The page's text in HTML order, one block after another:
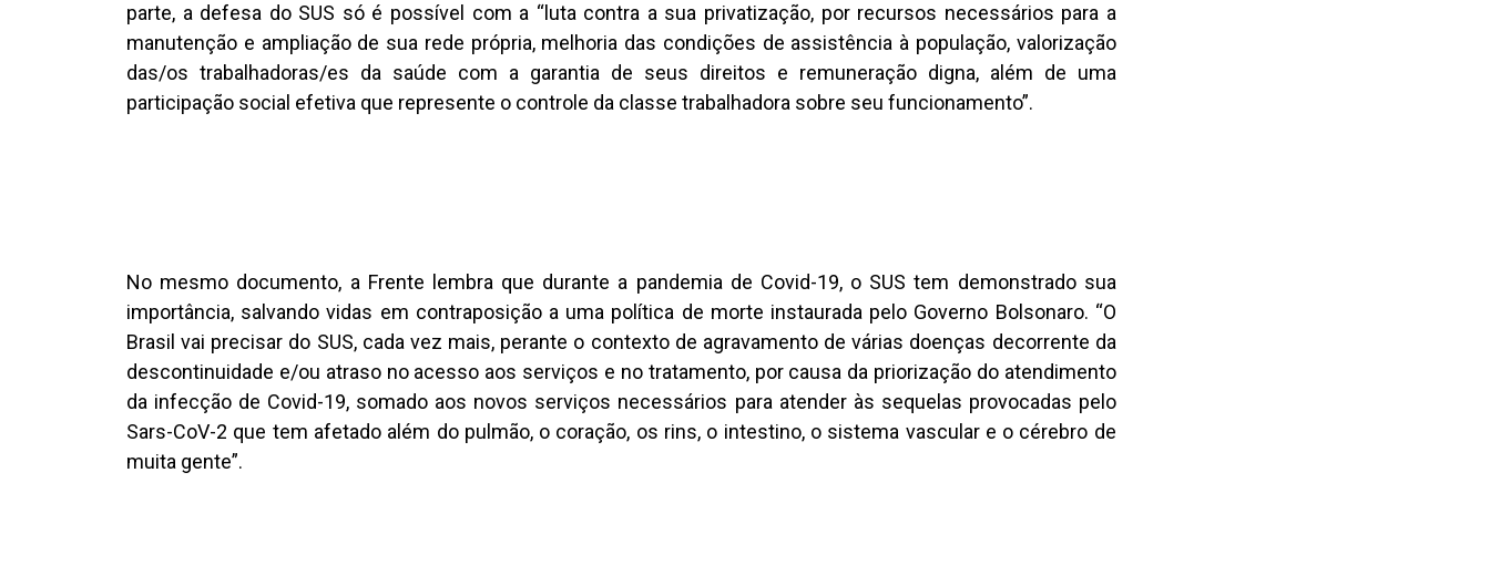
parte, a defesa do SUS só é possível com a “luta contra a sua privatização, por recursos necessários para a
manutenção e ampliação de sua rede própria, melhoria das condições de assistência à população, valorização
das/os trabalhadoras/es da saúde com a garantia de seus direitos e remuneração digna, além de uma
participação social efetiva que represente o controle da classe trabalhadora sobre seu funcionamento”.
No mesmo documento, a Frente lembra que durante a pandemia de Covid-19, o SUS tem demonstrado sua
importância, salvando vidas em contraposição a uma política de morte instaurada pelo Governo Bolsonaro. “O
Brasil vai precisar do SUS, cada vez mais, perante o contexto de agravamento de várias doenças decorrente da
descontinuidade e/ou atraso no acesso aos serviços e no tratamento, por causa da priorização do atendimento
da infecção de Covid-19, somado aos novos serviços necessários para atender às sequelas provocadas pelo
Sars-CoV-2 que tem afetado além do pulmão, o coração, os rins, o intestino, o sistema vascular e o cérebro de
muita gente”.